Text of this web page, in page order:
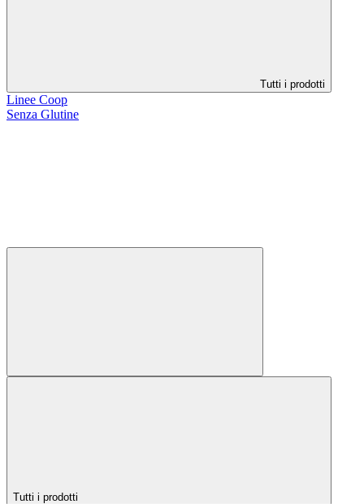
Tutti i prodotti
Linee Coop
Senza Glutine
Tutti i prodotti